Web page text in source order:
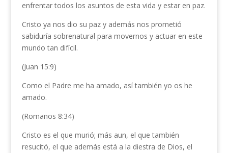
enfrentar todos los asuntos de esta vida y estar en paz.
Cristo ya nos dio su paz y además nos prometió
sabiduría sobrenatural para movernos y actuar en este
mundo tan difícil.
(Juan 15:9)
Como el Padre me ha amado, así también yo os he
amado.
(Romanos 8:34)
Cristo es el que murió; más aun, el que también
resucitó, el que además está a la diestra de Dios, el